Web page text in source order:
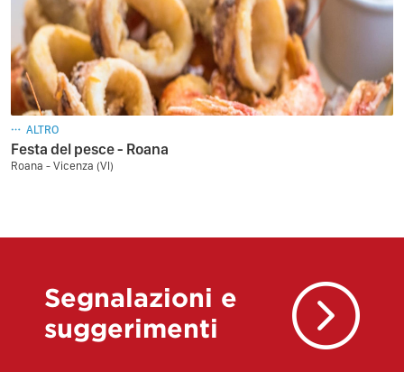
ALTRO
Festa del pesce - Roana
Roana - Vicenza (VI)
Segnalazioni e
suggerimenti